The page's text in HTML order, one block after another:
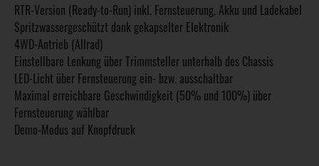
RTR-Version (Ready-to-Run) inkl. Fernsteuerung, Akku und Ladekabel
Spritzwassergeschützt dank gekapselter Elektronik
4WD-Antrieb (Allrad)
Einstellbare Lenkung über Trimmsteller unterhalb des Chassis
LED-Licht über Fernsteuerung ein- bzw. ausschaltbar
Maximal erreichbare Geschwindigkeit (50% und 100%) über
Fernsteuerung wählbar
Demo-Modus auf Knopfdruck